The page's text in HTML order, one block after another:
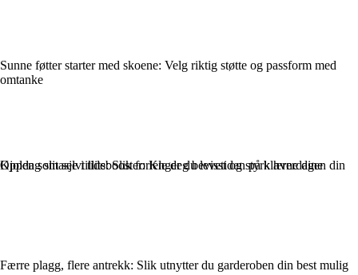
Sunne føtter starter med skoene: Velg riktig støtte og passform med
omtanke
Kjolen som selvtillitsbooster: Kle deg bevisst og styrk hverdagen din
Færre plagg, flere antrekk: Slik utnytter du garderoben din best mulig
Oppdag slitasje i tide: Slik forlenger du levetiden på klærne dine